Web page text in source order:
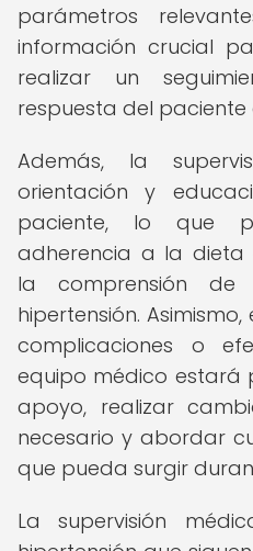
parámetros
información crucial
realizar un
respuesta del paciente
Además, la
orientación y
paciente, lo que
adherencia a la dieta
la comprensión
hipertensión.
complicaciones o
equipo médico estará
apoyo, realizar
necesario y abordar
que pueda surgir
La supervisión